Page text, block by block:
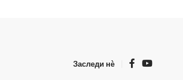
Заследи нѐ